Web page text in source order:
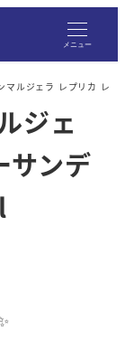
メニュー
マルジェラ レプリカ レ
ジェ
サンデ